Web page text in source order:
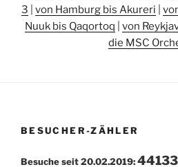
3
von Hamburg bis Akureri
Nuuk bis Qaqortoq
von
die MSC
BESUCHER-ZÄHLER
Besuche seit 20.02.2019: